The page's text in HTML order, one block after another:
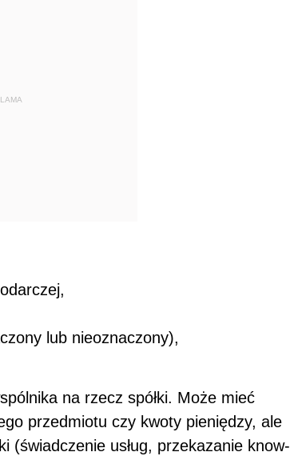
lub nieoznaczony),
na rzecz spółki. Może mieć
przedmiotu czy kwoty pieniędzy, ale
(świadczenie usług, przekazanie know-